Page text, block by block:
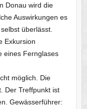
Donau wird die
Auswirkungen es
überlässt.
Exkursion
eines Fernglases
möglich. Die
Der Treffpunkt ist
Gewässerführer: